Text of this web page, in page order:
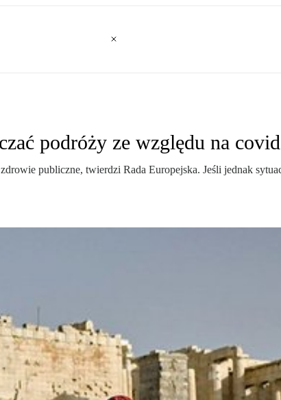
podróży ze względu na covid
publiczne, twierdzi Rada Europejska. Jeśli jednak